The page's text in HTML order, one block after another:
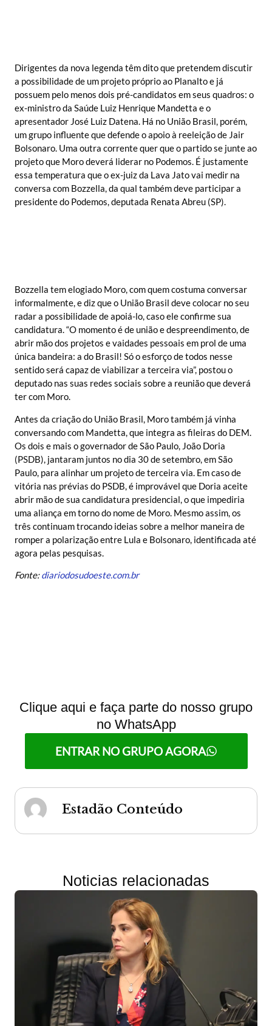
Dirigentes da nova legenda têm dito que pretendem discutir
a possibilidade de um projeto próprio ao Planalto e já
possuem pelo menos dois pré-candidatos em seus quadros: o
ex-ministro da Saúde Luiz Henrique Mandetta e o
apresentador José Luiz Datena. Há no União Brasil, porém,
um grupo influente que defende o apoio à reeleição de Jair
Bolsonaro. Uma outra corrente quer que o partido se junte ao
projeto que Moro deverá liderar no Podemos. É justamente
essa temperatura que o ex-juiz da Lava Jato vai medir na
conversa com Bozzella, da qual também deve participar a
presidente do Podemos, deputada Renata Abreu (SP).
Bozzella tem elogiado Moro, com quem costuma conversar
informalmente, e diz que o União Brasil deve colocar no seu
radar a possibilidade de apoiá-lo, caso ele confirme sua
candidatura. “O momento é de união e despreendimento, de
abrir mão dos projetos e vaidades pessoais em prol de uma
única bandeira: a do Brasil! Só o esforço de todos nesse
sentido será capaz de viabilizar a terceira via”, postou o
deputado nas suas redes sociais sobre a reunião que deverá
ter com Moro.
Antes da criação do União Brasil, Moro também já vinha
conversando com Mandetta, que integra as fileiras do DEM.
Os dois e mais o governador de São Paulo, João Doria
(PSDB), jantaram juntos no dia 30 de setembro, em São
Paulo, para alinhar um projeto de terceira via. Em caso de
vitória nas prévias do PSDB, é improvável que Doria aceite
abrir mão de sua candidatura presidencial, o que impediria
uma aliança em torno do nome de Moro. Mesmo assim, os
três continuam trocando ideias sobre a melhor maneira de
romper a polarização entre Lula e Bolsonaro, identificada até
agora pelas pesquisas.
Fonte:diariodosudoeste.com.br
Clique aqui e faça parte do nosso grupo
no WhatsApp
ENTRAR NO GRUPO AGORA
Estadão Conteúdo
Noticias relacionadas